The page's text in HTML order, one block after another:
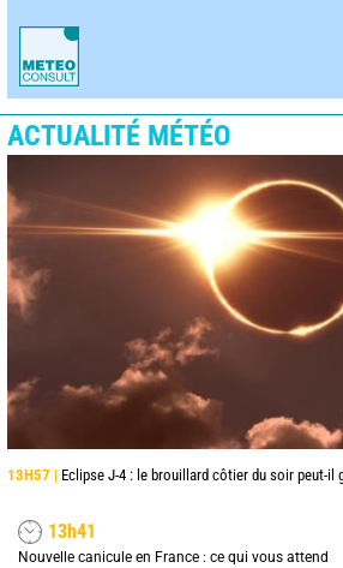
ACTUALITÉ MÉTÉO
13H57 | Eclipse J-4 : le brouillard côtier du soir peut-il gâcher
13h41
Nouvelle canicule en France : ce qui vous attend